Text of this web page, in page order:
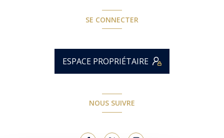
SE CONNECTER
ESPACE PROPRIÉTAIRE
NOUS SUIVRE